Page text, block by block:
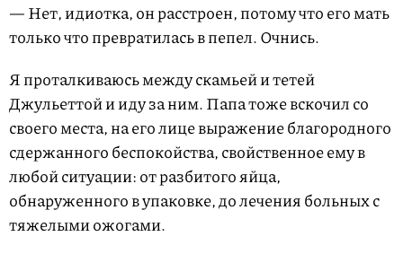
— Нет, идиотка, он расстроен, потому что его мать
только что превратилась в пепел. Очнись.
Я проталкиваюсь между скамьей и тетей
Джульеттой и иду за ним. Папа тоже вскочил со
своего места, на его лице выражение благородного
сдержанного беспокойства, свойственное ему в
любой ситуации: от разбитого яйца,
обнаруженного в упаковке, до лечения больных с
тяжелыми ожогами.